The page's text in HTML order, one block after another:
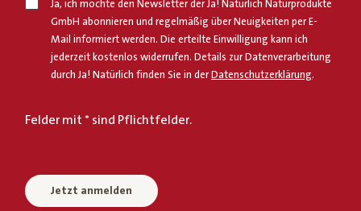
Ja, ich möchte den Newsletter der Ja! Natürlich Naturprodukte
GmbH abonnieren und regelmäßig über Neuigkeiten per E-
Mail informiert werden. Die erteilte Einwilligung kann ich
jederzeit kostenlos widerrufen. Details zur Datenverarbeitung
durch Ja! Natürlich finden Sie in der Datenschutzerklärung.
Felder mit * sind Pflichtfelder.
Jetzt anmelden